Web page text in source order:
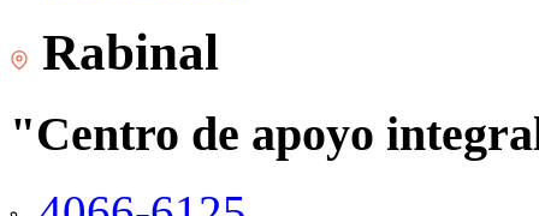
Rabinal
"Centro de apoyo